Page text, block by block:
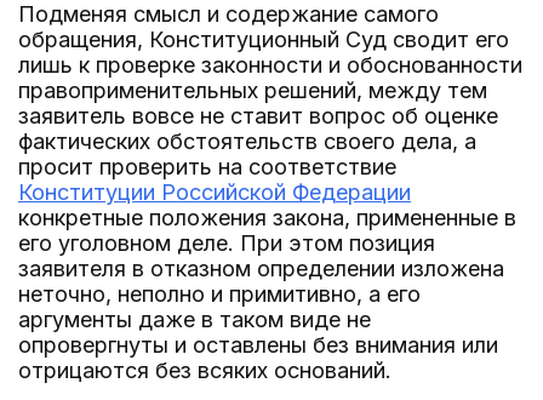
Подменяя смысл и содержание самого
обращения, Конституционный Суд сводит его
лишь к проверке законности и обоснованности
правоприменительных решений, между тем
заявитель вовсе не ставит вопрос об оценке
фактических обстоятельств своего дела, а
просит проверить на соответствие
Конституции Российской Федерации
конкретные положения закона, примененные в
его уголовном деле. При этом позиция
заявителя в отказном определении изложена
неточно, неполно и примитивно, а его
аргументы даже в таком виде не
опровергнуты и оставлены без внимания или
отрицаются без всяких оснований.